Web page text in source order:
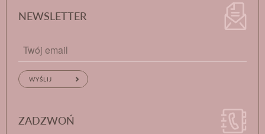
NEWSLETTER
ZADZWOŃ